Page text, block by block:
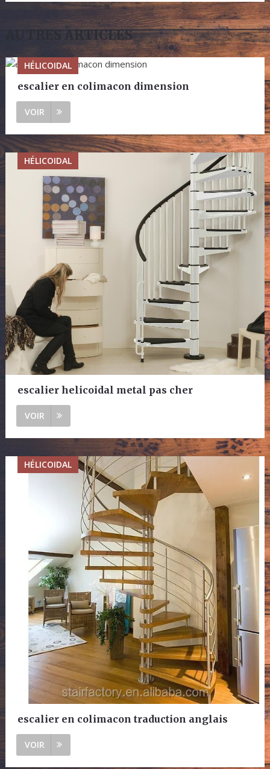
AUTRES ARTICLES
HÉLICOIDAL
escalier en colimacon dimension
VOIR
HÉLICOIDAL
escalier helicoidal metal pas cher
VOIR
HÉLICOIDAL
escalier en colimacon traduction anglais
VOIR